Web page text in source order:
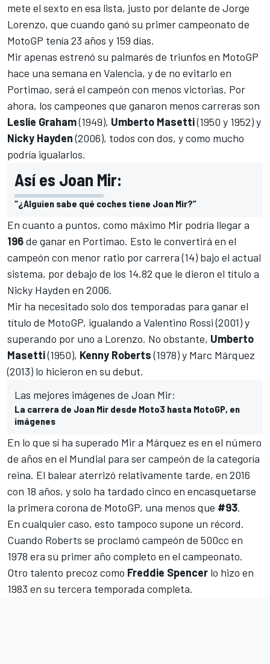
mete el sexto en esa lista, justo por delante de Jorge
Lorenzo, que cuando ganó su primer campeonato de
MotoGP tenía 23 años y 159 días.
Mir apenas estrenó su palmarés de triunfos en MotoGP
hace una semana en Valencia, y de no evitarlo en
Portimao, será el campeón con menos victorias. Por
ahora, los campeones que ganaron menos carreras son
Leslie Graham(1949), Umberto Masetti(1950 y 1952) y
Nicky Hayden(2006), todos con dos, y como mucho
podría igualarlos.
Así es Joan Mir:
“¿Alguien sabe qué coches tiene Joan Mir?”
En cuanto a puntos, como máximo Mir podría llegar a
196de ganar en Portimao. Esto le convertirá en el
campeón con menor ratio por carrera (14) bajo el actual
sistema, por debajo de los 14.82 que le dieron el título a
Nicky Hayden en 2006.
Mir ha necesitado solo dos temporadas para ganar el
título de MotoGP, igualando a Valentino Rossi(2001) y
superando por uno a Lorenzo. No obstante, Umberto
Masetti(1950), Kenny Roberts(1978) y Marc Márquez
(2013) lo hicieron en su debut.
Las mejores imágenes de Joan Mir:
La carrera de Joan Mir desde Moto3 hasta MotoGP, en
imágenes
En lo que sí ha superado Mir a Márquez es en el número
de años en el Mundial para ser campeón de la categoría
reina. El balear aterrizó relativamente tarde, en 2016
con 18 años, y solo ha tardado cinco en encasquetarse
la primera corona de MotoGP, una menos que #93.
En cualquier caso, esto tampoco supone un récord.
Cuando Roberts se proclamó campeón de 500cc en
1978 era su primer año completo en el campeonato.
Otro talento precoz como Freddie Spencer lo hizo en
1983 en su tercera temporada completa.